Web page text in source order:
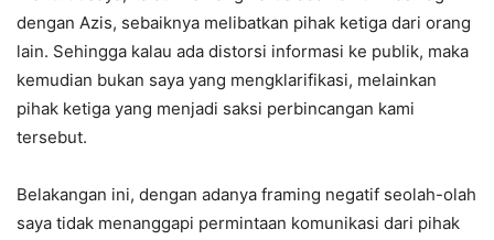
dengan Azis, sebaiknya melibatkan pihak ketiga dari orang
lain. Sehingga kalau ada distorsi informasi ke publik, maka
kemudian bukan saya yang mengklarifikasi, melainkan
pihak ketiga yang menjadi saksi perbincangan kami
tersebut.
Belakangan ini, dengan adanya framing negatif seolah-olah
saya tidak menanggapi permintaan komunikasi dari pihak